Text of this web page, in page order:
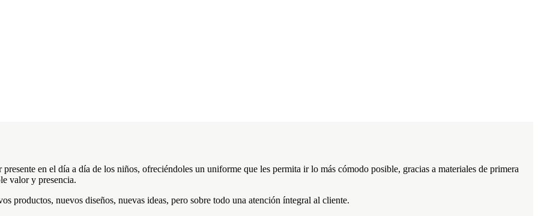
en el día a día de los niños, ofreciéndoles un uniforme que les permita ir lo más cómodo posible, gracias a materiales de primera
valor y presencia.
productos, nuevos diseños, nuevas ideas, pero sobre todo una atención íntegral al cliente.